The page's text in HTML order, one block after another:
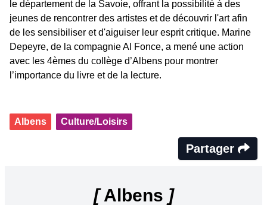
le département de la Savoie, offrant la possibilité à des
jeunes de rencontrer des artistes et de découvrir l'art afin
de les sensibiliser et d'aiguiser leur esprit critique. Marine
Depeyre, de la compagnie Al Fonce, a mené une action
avec les 4èmes du collège d’Albens pour montrer
l’importance du livre et de la lecture.
Albens Culture/Loisirs
Partager
[Albens ]